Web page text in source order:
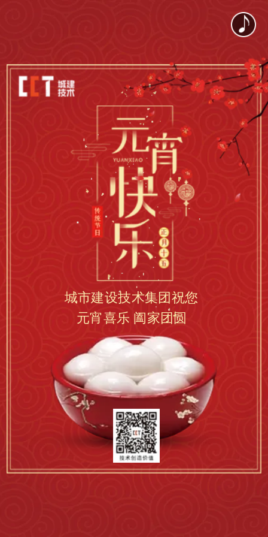
城市建设技术集团祝您
元宵喜乐 阖家团圆